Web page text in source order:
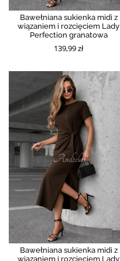
Bawełniana sukienka midi z
wiązaniem i rozcięciem Lady
Perfection granatowa
139,99 zł
Bawełniana sukienka midi z
wiązaniem i rozcięciem Lady